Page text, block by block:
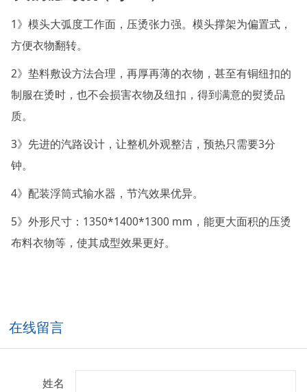
1》模头大弧度工作面，压烫张力强。模头撑架为偏置式，
方便衣物翻转。
2》垫料敷设方法合理，再厚再薄的衣物，甚至有铜纽扣的
制服在烫时，也不会损害衣物及纽扣，得到满意的熨烫品
质。
3》先进的汽路设计，让整机外观整洁，预热只需要3分
钟。
4》配装浮筒式输水器，节汽效果优异。
5》外形尺寸：1350*1400*1300 mm，能更大面积的压烫
布料衣物等，使其成型效果更好。
在线留言
姓名